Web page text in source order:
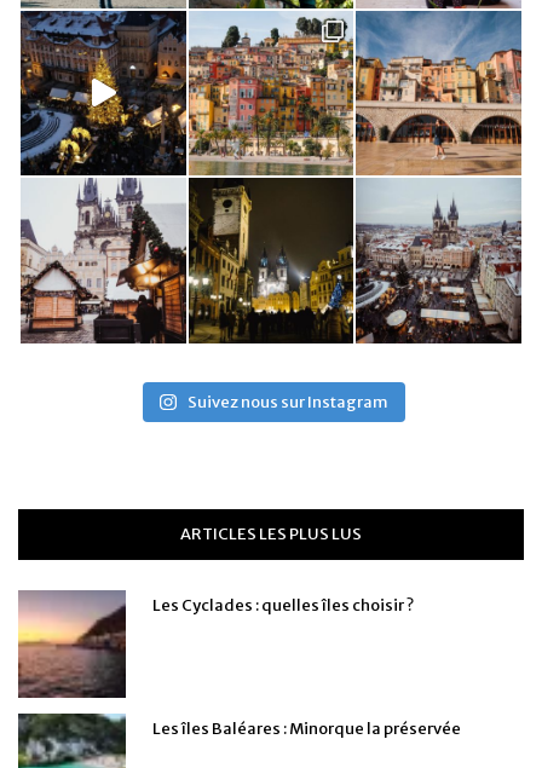
Suivez nous sur Instagram
ARTICLES LES PLUS LUS
Les Cyclades : quelles îles choisir ?
Les îles Baléares : Minorque la préservée